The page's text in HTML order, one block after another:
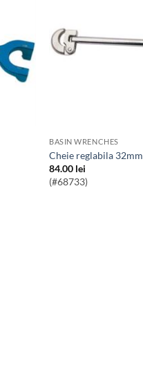
BASIN WRENCHES
Cheie reglabila 32mm
84.00 lei
(#68733)